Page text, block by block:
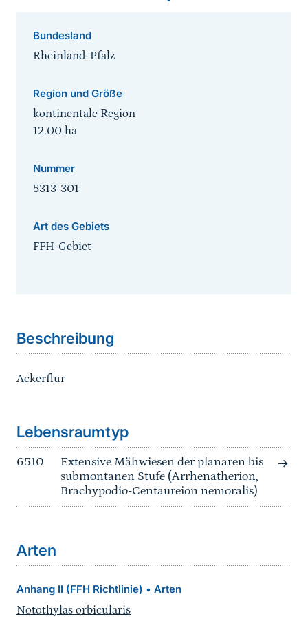
Bundesland
Rheinland-Pfalz
Region und Größe
kontinentale Region
12.00 ha
Nummer
5313-301
Art des Gebiets
FFH-Gebiet
Beschreibung
Ackerflur
Lebensraumtyp
6510
Extensive Mähwiesen der planaren bis
submontanen Stufe (Arrhenatherion,
Brachypodio-Centaureion nemoralis)
Arten
Anhang II (FFH Richtlinie) • Arten
Notothylas orbicularis